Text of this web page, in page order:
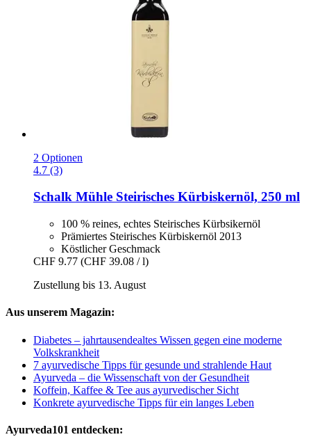
2 Optionen
4.7 (3)
Schalk Mühle Steirisches Kürbiskernöl, 250 ml
100 % reines, echtes Steirisches Kürbsikernöl
Prämiertes Steirisches Kürbiskernöl 2013
Köstlicher Geschmack
CHF 9.77 (CHF 39.08 / l)
Zustellung bis 13. August
Aus unserem Magazin:
Diabetes – jahrtausendealtes Wissen gegen eine moderne
Volkskrankheit
7 ayurvedische Tipps für gesunde und strahlende Haut
Ayurveda – die Wissenschaft von der Gesundheit
Koffein, Kaffee & Tee aus ayurvedischer Sicht
Konkrete ayurvedische Tipps für ein langes Leben
Ayurveda101 entdecken: